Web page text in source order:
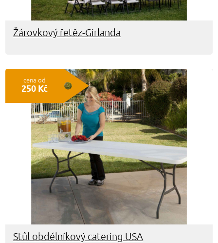
Žárovkový řetěz-Girlanda
cena od
250 Kč
Stůl obdélníkový catering USA